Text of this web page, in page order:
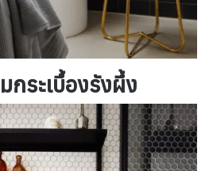
ระเบื้องรังผึ้ง